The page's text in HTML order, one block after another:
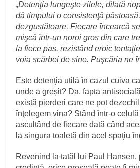
„Detenţia lungeşte zilele, dilată
dă timpului o consistenţă
dezgustătoare. Fiecare încearcă
mişcă într-un noroi gros din care
la fiece pas, rezistând eroic
voia scârbei de sine. Puşcăria ne
Este detenţia utilă în cazul cuiva
unde a greșit? Da, fapta
există pierderi care ne pot
înţelegem vina? Stând într-o
ascultând de fiecare dată când
la singura toaletă din acel spaţiu
Revenind la tatăl lui Paul Hansen,